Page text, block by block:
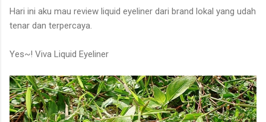
Hari ini aku mau review liquid eyeliner dari brand lokal yang udah
tenar dan terpercaya.
Yes~! Viva Liquid Eyeliner